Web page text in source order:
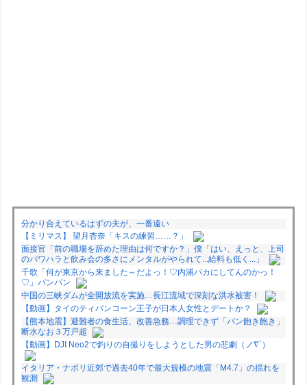
分かり合えているはずの夫が、一番遠い
【ミリマス】 望月杏奈「キスの練習……？」
面接官「前の職場を辞めた理由は何ですか？」僕「はい、えっと、上司
のパワハラと飲み会の多さにメンタルがやられて...給料も低く...」
千歌「何が東京から来ました～だよっ！♡内浦バカにしてんのかっ！
♡」パンパン
中国の三峡ダムが全開放流を実施…長江流域で深刻な洪水被害！
【動画】タイのティパンコーン王子が日本人女性とデートか？
【熊本地震】避難者の食生活、改善急務…調理できず「パン飽き飽き」
断水なお３万戸超
【動画】DJI Neo2で釣りの自撮りをしようとした男の悲劇（ノ∇`）
イタリア・ナポリ近郊で過去40年で最大規模の地震「M4.7」の揺れを
観測